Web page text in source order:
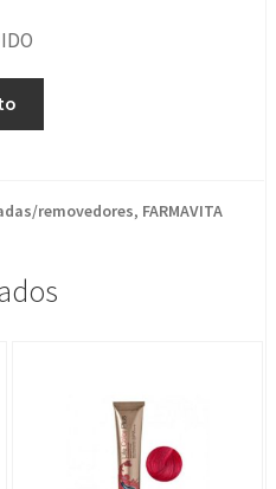
removedores, FARMAVITA